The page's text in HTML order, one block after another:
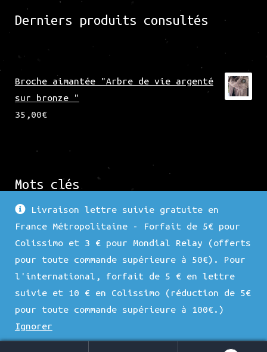
Livraison lettre suivie gratuite en
France Métropolitaine - Forfait de 5€ pour
Colissimo et 3 € pour Mondial Relay (offerts
pour toute commande supérieure à 50€). Pour
l'international, forfait de 5 € en lettre
suivie et 10 € en Colissimo (réduction de 5€
pour toute commande supérieure à 100€.)
Ignorer
Derniers produits consultés
Broche aimantée "Arbre de vie argenté
sur bronze "
35,00€
Mots clés
Nacre Bronze Porte Lunette Duo Doré
Superposition Force 3 Animaux Coeur Hématite
Chat Sac Force 2 Carré Strass